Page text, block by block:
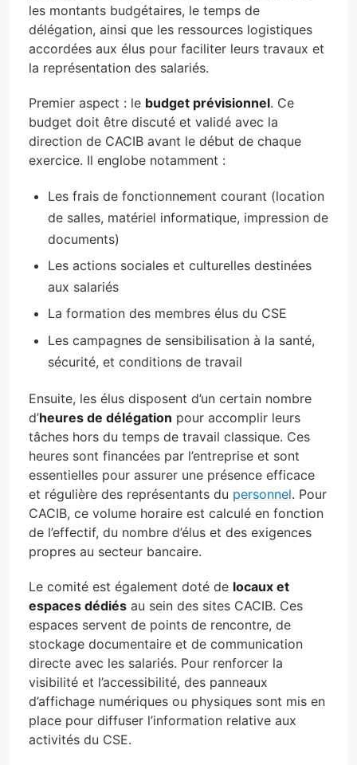
les montants budgétaires, le temps de
délégation, ainsi que les ressources logistiques
accordées aux élus pour faciliter leurs travaux et
la représentation des salariés.
Premier aspect : le budget prévisionnel. Ce
budget doit être discuté et validé avec la
direction de CACIB avant le début de chaque
exercice. Il englobe notamment :
Les frais de fonctionnement courant (location
de salles, matériel informatique, impression de
documents)
Les actions sociales et culturelles destinées
aux salariés
La formation des membres élus du CSE
Les campagnes de sensibilisation à la santé,
sécurité, et conditions de travail
Ensuite, les élus disposent d’un certain nombre
d’heures de délégation pour accomplir leurs
tâches hors du temps de travail classique. Ces
heures sont financées par l’entreprise et sont
essentielles pour assurer une présence efficace
et régulière des représentants du personnel. Pour
CACIB, ce volume horaire est calculé en fonction
de l’effectif, du nombre d’élus et des exigences
propres au secteur bancaire.
Le comité est également doté de locaux et
espaces dédiés au sein des sites CACIB. Ces
espaces servent de points de rencontre, de
stockage documentaire et de communication
directe avec les salariés. Pour renforcer la
visibilité et l’accessibilité, des panneaux
d’affichage numériques ou physiques sont mis en
place pour diffuser l’information relative aux
activités du CSE.